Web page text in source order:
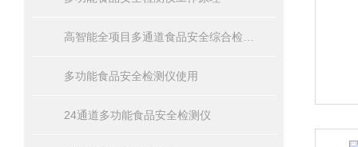
多功能食品安全检测仪使用
24通道多功能食品安全检测仪